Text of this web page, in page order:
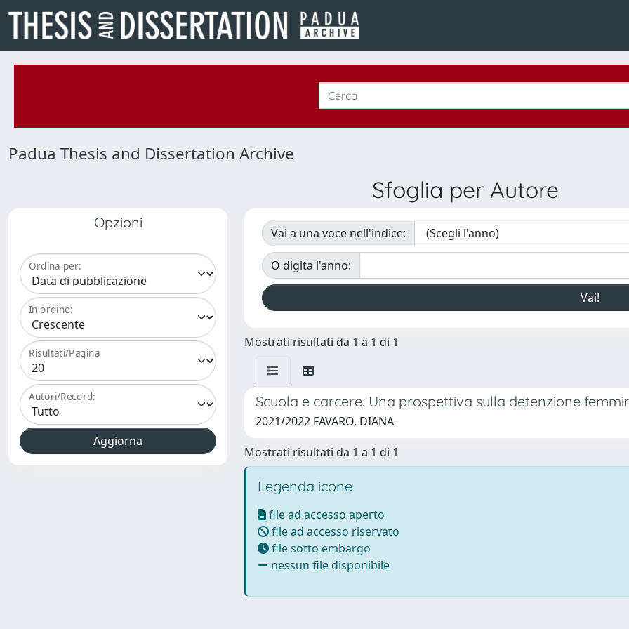
Padua Thesis and Dissertation Archive
Sfoglia per Autore
Opzioni
Ordina per:
In ordine:
Risultati/Pagina
Autori/Record:
Vai a una voce nell'indice:
O digita l'anno:
Mostrati risultati da 1 a 1 di 1
Scuola e carcere. Una prospettiva sulla detenzione
2021/2022 FAVARO, DIANA
Mostrati risultati da 1 a 1 di 1
Legenda icone
file ad accesso aperto
file ad accesso riservato
file sotto embargo
nessun file disponibile